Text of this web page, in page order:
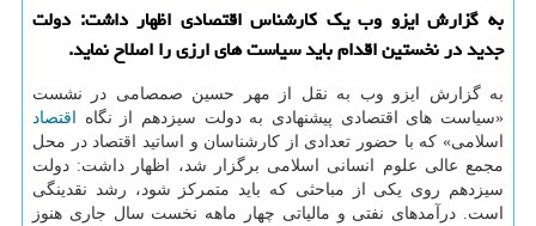
به گزارش ایزو وب یک کارشناس اقتصادی اظهار داشت: دولت
جدید در نخستین اقدام باید سیاست های ارزی را اصلاح نماید.
به گزارش ایزو وب به نقل از مهر حسین صمصامی در نشست
«سیاست های اقتصادی پیشنهادی به دولت سیزدهم از نگاه
اقتصاد
اسلامی» که با حضور تعدادی از کارشناسان و اساتید اقتصاد در محل
مجمع عالی علوم انسانی اسلامی برگزار شد، اظهار داشت: دولت
سیزدهم روی یکی از مباحثی که باید متمرکز شود، رشد نقدینگی
است. درآمدهای نفتی و مالیاتی چهار ماهه نخست سال جاری هنوز